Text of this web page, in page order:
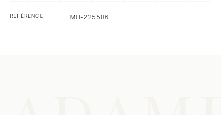
RÉFÉRENCE MH-225586